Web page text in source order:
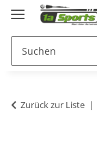
Zurück zur Liste